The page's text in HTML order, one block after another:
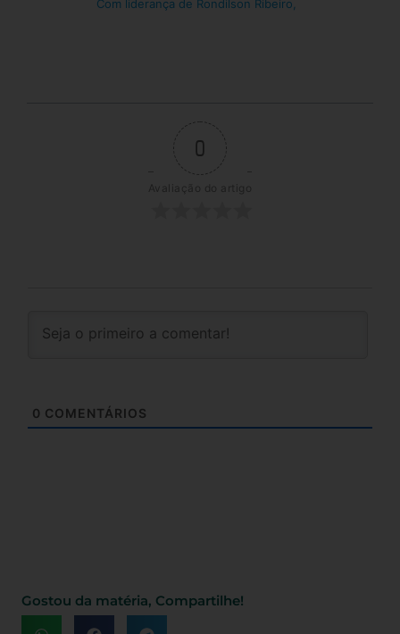
Com liderança de Rondilson Ribeiro,
0
Avaliação do artigo
0 COMENTÁRIOS
Gostou da matéria, Compartilhe!